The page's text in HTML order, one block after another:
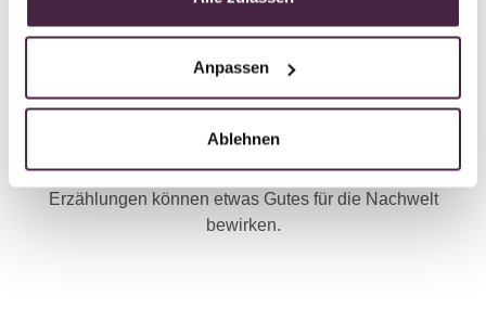
Anpassen
Ablehnen
Die Welt dreht sich weiter, ob mit oder ohne uns. Es gibt
den Spruch: „Erst wenn man vergessen ist, ist man
wirklich tot." Deshalb sollen Geschichten nicht verloren
weitererzählt werden. Wir sind, wer wir sind, weil die
Vergangenheit ein Teil von uns ist. Und diese
Erzählungen können etwas Gutes für die Nachwelt
bewirken.